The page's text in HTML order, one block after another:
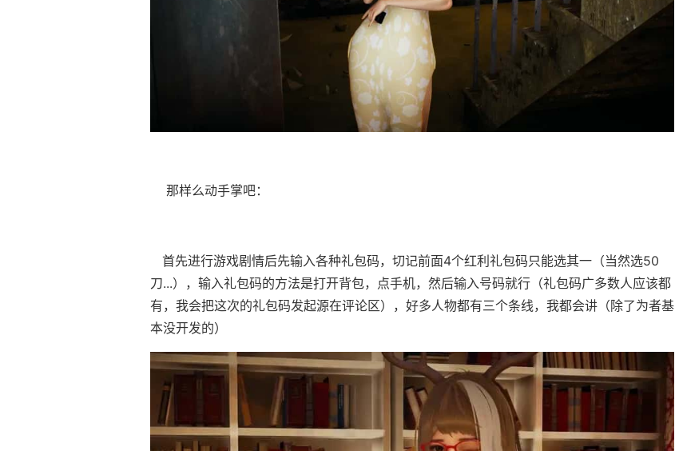
那样么动手掌吧：
首先进行游戏剧情后先输入各种礼包码，切记前面4个红利礼包码只能选其一（当然选50
刀...），输入礼包码的方法是打开背包，点手机，然后输入号码就行（礼包码广多数人应该都
有，我会把这次的礼包码发起源在评论区），好多人物都有三个条线，我都会讲（除了为者基
本没开发的）